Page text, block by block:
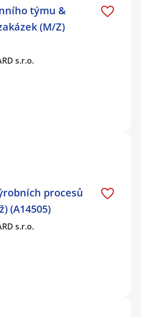
týmu &
(M/Z)
s.r.o.
procesů
(A14505)
s.r.o.